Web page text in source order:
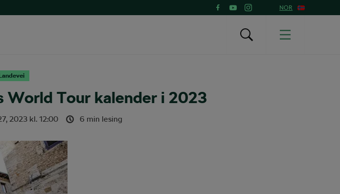
NOR
World Tour kalender i 2023
2023kl. 12:00 6 min lesing